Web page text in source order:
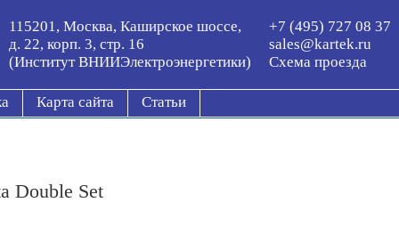
115201, Москва, Каширское шоссе,
д. 22, корп. 3, стр. 16
(Институт ВНИИЭлектроэнергетики)
+7 (495) 727 08 37
sales@kartek.ru
Схема проезда
Карта сайта Статьи
Double Set